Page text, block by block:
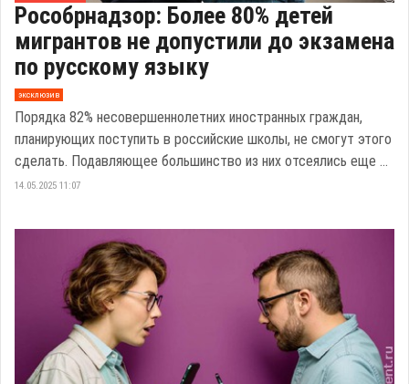
Рособрнадзор: Более 80% детей
мигрантов не допустили до экзамена
по русскому языку
эксклюзив
Порядка 82% несовершеннолетних иностранных граждан,
планирующих поступить в российские школы, не смогут этого
сделать. Подавляющее большинство из них отсеялись еще ...
14.05.2025 11:07